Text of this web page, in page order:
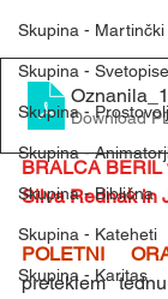
Skupina - Martinčki
Skupina -
Skupina -
Skupina -
Skupina - Biblična
Skupina - Kateheti
Skupina - Karitas
Download
BRALCA BERIL
Silva Rednak in
POLETNI
preteklem